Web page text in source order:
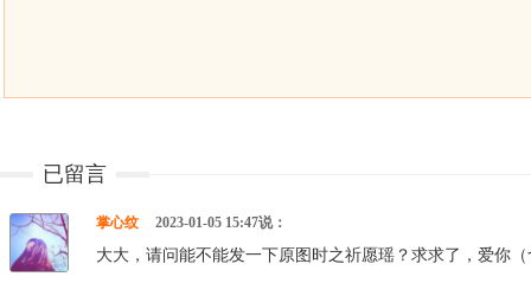
已留言
掌心纹 2023-01-05 15:47说：
大大，请问能不能发一下原图时之祈愿瑶？求求了，爱你